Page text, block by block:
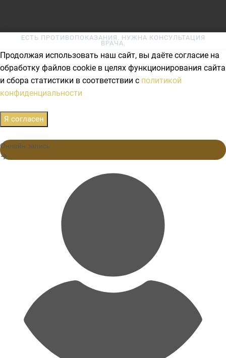
ЕСТЬ ПРОТИВОПОКАЗАНИЯ. НУЖНА КОНСУЛЬТАЦИЯ
ВРАЧА.
Продолжая использовать наш сайт, вы даёте согласие на
обработку файлов cookie в целях функционирования сайта
и сбора статистики в соответствии с политикой
конфиденциальности
Я согласен